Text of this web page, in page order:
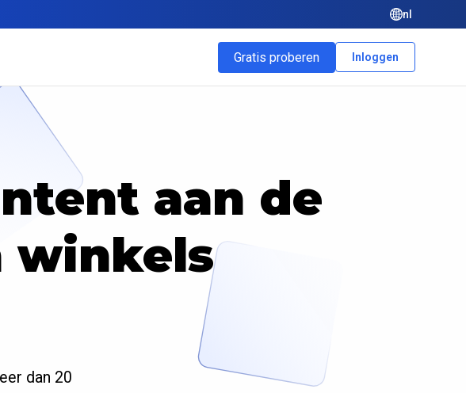
nl
Gratis proberen Inloggen
aan de
winkels
dan 20